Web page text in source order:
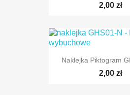
2,00 zł
Naklejka Piktogram
2,00 zł